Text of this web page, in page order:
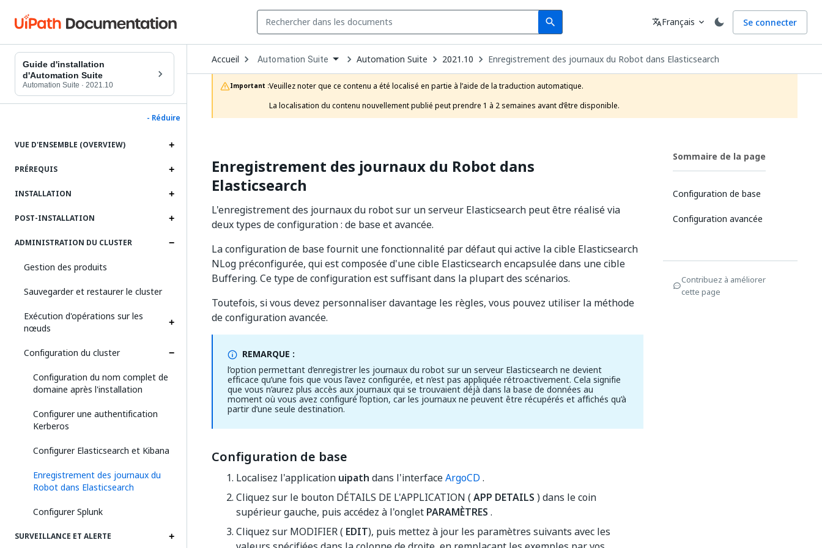
search
Search Langue
translateFrançais expand_more Se connecter
Guide d'installation
d'Automation Suite
Automation Suite · 2021.10
- Réduire
VUE D'ENSEMBLE (OVERVIEW)
PRÉREQUIS
INSTALLATION
POST-INSTALLATION
ADMINISTRATION DU CLUSTER
Gestion des produits
Sauvegarder et restaurer le cluster
Exécution d'opérations sur les
nœuds
Configuration du cluster
Configuration du nom complet de
domaine après l'installation
Configurer une authentification
Kerberos
Configurer Elasticsearch et Kibana
Enregistrement des journaux du
Robot dans Elasticsearch
Configurer Splunk
SURVEILLANCE ET ALERTE
Accueil Open
Dropdown
to
choose
product
Automation Suite Automation Suite 2021.10 Enregistrement des journaux du Robot dans Elasticsearch
Important :Veuillez noter que ce contenu a été localisé en partie à l’aide de la traduction automatique.
La localisation du contenu nouvellement publié peut prendre 1 à 2 semaines avant d’être disponible.
Enregistrement des journaux du Robot dans
Elasticsearch
L'enregistrement des journaux du robot sur un serveur Elasticsearch peut être réalisé via
deux types de configuration : de base et avancée.
La configuration de base fournit une fonctionnalité par défaut qui active la cible Elasticsearch
NLog préconfigurée, qui est composée d'une cible Elasticsearch encapsulée dans une cible
Buffering. Ce type de configuration est suffisant dans la plupart des scénarios.
Toutefois, si vous devez personnaliser davantage les règles, vous pouvez utiliser la méthode
de configuration avancée.
REMARQUE :
l’option permettant d’enregistrer les journaux du robot sur un serveur Elasticsearch ne devient
efficace qu’une fois que vous l’avez configurée, et n’est pas appliquée rétroactivement. Cela signifie
que vous n’aurez plus accès aux journaux qui se trouvaient déjà dans la base de données au
moment où vous avez configuré l’option, car les journaux ne peuvent être récupérés et affichés qu’à
partir d’une seule destination.
Configuration de base
Localisez l'application uipath dans l'interfaceArgoCD .
Cliquez sur le bouton DÉTAILS DE L'APPLICATION (APP DETAILS ) dans le coin
supérieur gauche, puis accédez à l'onglet PARAMÈTRES .
Cliquez sur MODIFIER ( EDIT), puis mettez à jour les paramètres suivants avec les
Sommaire de la page
Configuration de base
Configuration avancée
Contribuez à améliorer
cette page